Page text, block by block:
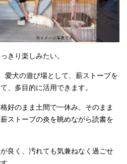
きり楽しみたい。
愛犬の遊び場として、薪ストーブを
、多目的に活用できます。
好のまま土間で一休み。そのまま
ストーブの炎を眺めながら読書を
良く、汚れても気兼ねなく過ごせ